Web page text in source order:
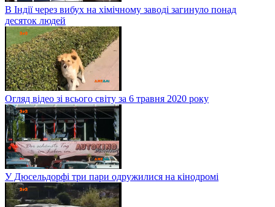
В Індії через вибух на хімічному заводі загинуло понад
десяток людей
Огляд відео зі всього світу за 6 травня 2020 року
У Дюсельдорфі три пари одружилися на кінодромі